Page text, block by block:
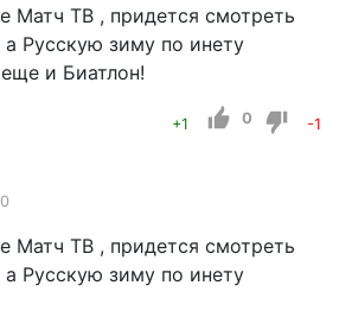
Матч ТВ , придется смотреть
Русскую зиму по инету
и Биатлон!
+1 0 -1
Матч ТВ , придется смотреть
Русскую зиму по инету